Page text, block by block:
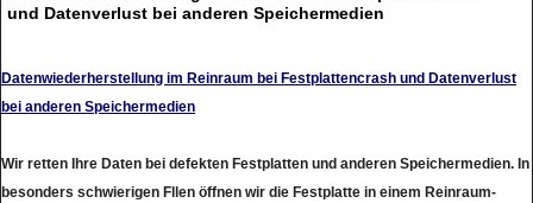
und Datenverlust bei anderen Speichermedien
Datenwiederherstellung im Reinraum bei Festplattencrash und Datenverlust
bei anderen Speichermedien
Wir retten Ihre Daten bei defekten Festplatten und anderen Speichermedien. In
besonders schwierigen Fllen öffnen wir die Festplatte in einem Reinraum-